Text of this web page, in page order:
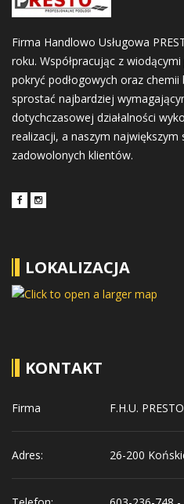
Firma Handlowo Usługowa
roku. Współpracując z
pokryć podłogowych oraz
sprostać najbardziej
dotychczasowej działalności
realizacji, a naszym
zadowolonych klientów.
LOKALIZACJA
KONTAKT
Firma F.H.U.
Adres: 26-200